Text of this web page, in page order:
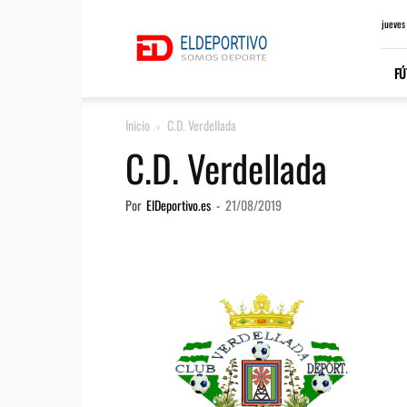
Inicio C.D. Verdellada
C.D. Verdellada
Por ElDeportivo.es - 21/08/2019